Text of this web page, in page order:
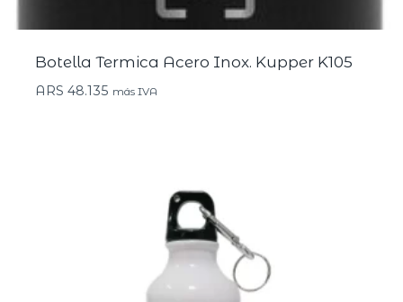
Botella Termica Acero Inox. Kupper K105
ARS 48.135 más IVA